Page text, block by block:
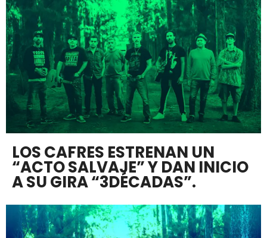
LOS CAFRES ESTRENAN UN
“ACTO SALVAJE” Y DAN INICIO
A SU GIRA “3DÉCADAS”.